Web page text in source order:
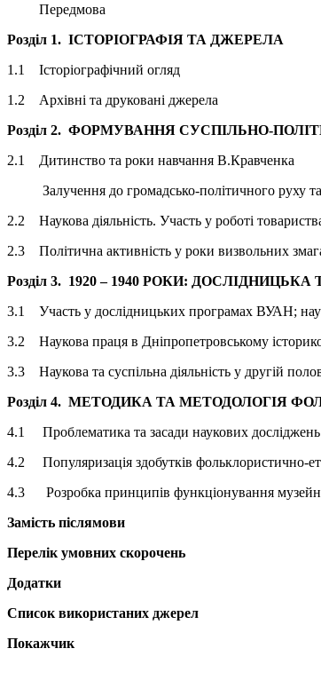
Передмова
Розділ 1. ІСТОРІОГРАФІЯ ТА ДЖЕРЕЛА
1.1 Історіографічний огляд
1.2 Архівні та друковані джерела
Розділ 2. ФОРМУВАННЯ СУСПІЛЬНО-
2.1 Дитинство та роки навчання В.Кравченка
Залучення до громадсько-політичного руху
2.2 Наукова діяльність. Участь у роботі
2.3 Політична активність у роки визвольних
Розділ 3. 1920 – 1940 РОКИ:
3.1 Участь у дослідницьких програмах ВУАН;
3.2 Наукова праця в Дніпропетровському
3.3 Наукова та суспільна діяльність у другій
Розділ 4. МЕТОДИКА ТА МЕТОДОЛОГІЯ
4.1 Проблематика та засади наукових досліджень
4.2 Популяризація здобутків фольклористично-
4.3 Розробка принципів функціонування
Замість післямови
Перелік умовних скорочень
Додатки
Список використаних джерел
Покажчик